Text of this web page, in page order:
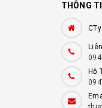
THÔNG
Hỗ